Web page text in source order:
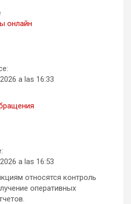
онлайн
a las 16:33
a las 16:53
относятся контроль
оперативных